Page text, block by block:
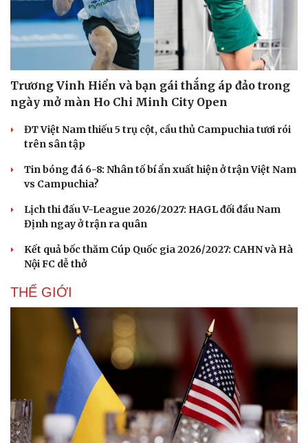
Du lịch
Tư vấn
check-in
Podcast
Kể chuyện cho bé
Hạt giống tâm hồn
Trương Vinh Hiển và bạn gái thắng áp đảo trong
ngày mở màn Ho Chi Minh City Open
ĐT Việt Nam thiếu 5 trụ cột, cầu thủ Campuchia tươi rói
trên sân tập
Tin bóng đá 6-8: Nhân tố bí ẩn xuất hiện ở trận Việt Nam
vs Campuchia?
Lịch thi đấu V-League 2026/2027: HAGL đối đầu Nam
Định ngay ở trận ra quân
Kết quả bốc thăm Cúp Quốc gia 2026/2027: CAHN và Hà
Nội FC dễ thở
THẾ GIỚI